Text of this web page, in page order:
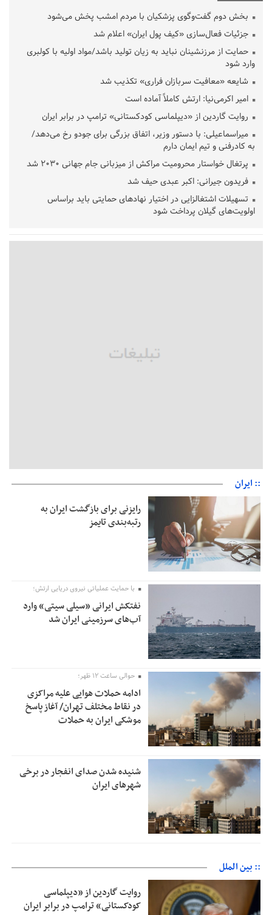
بخش دوم گفت‌وگوی پزشکیان با مردم امشب پخش می‌شود
جزئیات فعال‌سازی «کیف پول ایران» اعلام شد
حمایت از مرزنشینان نباید به زیان تولید باشد/مواد اولیه با کولبری
وارد شود
شایعه «معافیت سربازان فراری» تکذیب شد
امیر اکرمی‌نیا: ارتش کاملاً آماده است
روایت گاردین از «دیپلماسی کودکستانی» ترامپ در برابر ایران
میراسماعیلی: با دستور وزیر، اتفاق بزرگی برای جودو رخ می‌دهد/
به کادرفنی و تیم ایمان دارم
پرتغال خواستار محرومیت مراکش از میزبانی جام جهانی ۲۰۳۰ شد
فریدون جیرانی: اکبر عبدی حیف شد
تسهیلات اشتغالزایی در اختیار نهادهای حمایتی باید براساس
اولویت‌های گیلان پرداخت شود
قلعه‌نویی مشخص شد
:: ایران
رایزنی برای بازگشت ایران به
رتبه‌بندی تایمز
با حمایت عملیاتی نیروی دریایی ارتش؛
نفتکش ایرانی «سیلی سیتی» وارد
آب‌های سرزمینی ایران شد
حوالی ساعت ۱۲ ظهر؛
ادامه حملات هوایی علیه مراکزی
در نقاط مختلف تهران/ آغاز پاسخ
موشکی ایران به حملات
شنیده شدن صدای انفجار در برخی
شهرهای ایران
:: بین الملل
روایت گاردین از «دیپلماسی
کودکستانی» ترامپ در برابر ایران